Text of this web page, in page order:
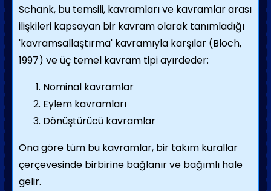
Schank, bu temsili, kavramları ve kavramlar arası
ilişkileri kapsayan bir kavram olarak tanımladığı
'kavramsallaştırma' kavramıyla karşılar (Bloch,
1997) ve üç temel kavram tipi ayırdeder:
Nominal kavramlar
Eylem kavramları
Dönüştürücü kavramlar
Ona göre tüm bu kavramlar, bir takım kurallar
çerçevesinde birbirine bağlanır ve bağımlı hale
gelir.